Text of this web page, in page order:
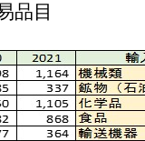
品目